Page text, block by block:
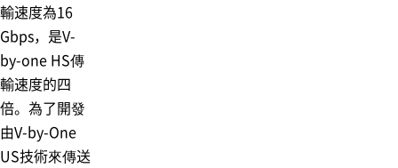
輸速度為16
Gbps，是V-
by-one HS傳
輸速度的四
倍。為了開發
由V-by-One
US技術來傳送